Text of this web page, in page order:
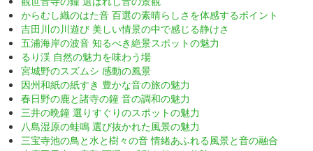
からむし織のはた音 百選の素晴らしさを体感するポイント
吉田川の川遊び 美しい情景の中で感じる静けさ
五浦海岸の波音 知るべき絶景スポットの魅力
るり渓 自然の魅力を味わう場
宮城野のスズムシ 感動の風景
因州和紙の紙すき 豊かな音の旅の魅力
春日野の鹿と諸寺の鐘 音の調和の魅力
三井の晩鐘 選りすぐりのスポットの魅力
八島湿原の蛙鳴 選び抜かれた風景の魅力
三宝寺池の鳥と水と樹々の音 情緒あふれる風景と音の融合